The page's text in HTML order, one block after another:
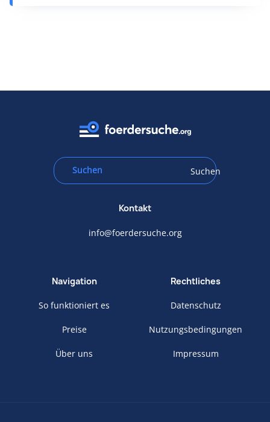
Suchen
Kontakt
info@foerdersuche.org
Navigation
So funktioniert es
Preise
Über uns
Rechtliches
Datenschutz
Nutzungsbedingungen
Impressum